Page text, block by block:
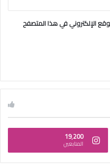
الإلكتروني في هذا المتصفح
19٬200
المتابعين